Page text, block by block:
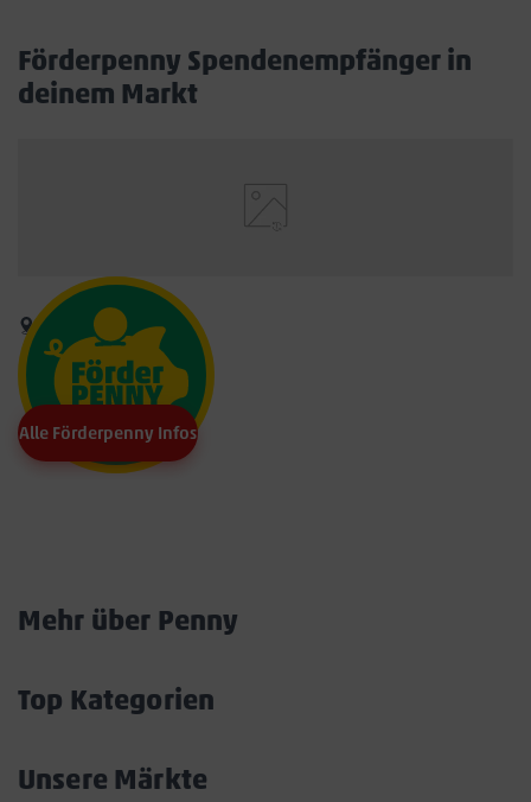
Förderpenny Spendenempfänger in
deinem Markt
Alle Förderpenny Infos
Mehr über Penny
Top Kategorien
Unsere Märkte